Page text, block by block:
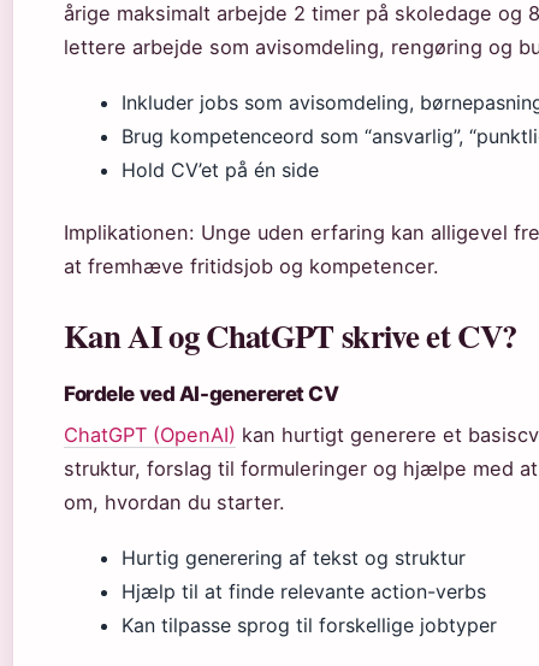
årige maksimalt arbejde 2 timer på skoledage og
lettere arbejde som avisomdeling, rengøring og
Inkluder jobs som avisomdeling,
Brug kompetenceord som “ansvarlig”,
Hold CV’et på én side
Implikationen: Unge uden erfaring kan alligevel
at fremhæve fritidsjob og kompetencer.
Kan AI og ChatGPT skrive et CV?
Fordele ved AI-genereret CV
ChatGPT (OpenAI) kan hurtigt generere et
struktur, forslag til formuleringer og hjælpe med
om, hvordan du starter.
Hurtig generering af tekst og struktur
Hjælp til at finde relevante action-verbs
Kan tilpasse sprog til forskellige jobtyper